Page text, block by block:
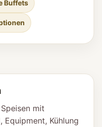
Buffets
mit
Equipment, Kühlung